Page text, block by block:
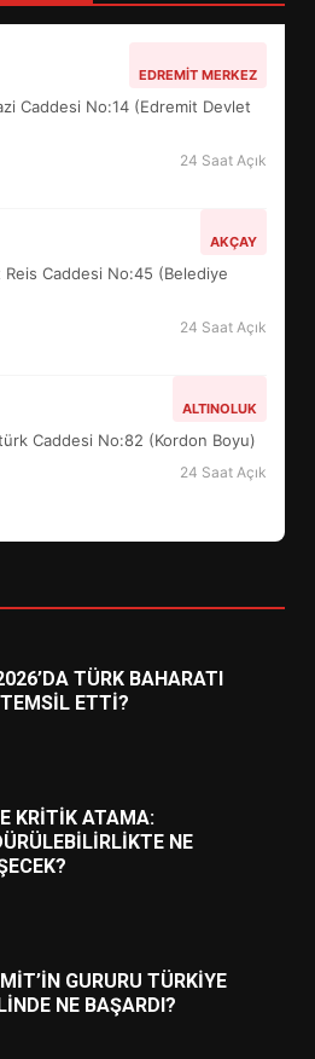
EDREMIT MERKEZ
Caddesi No:14 (Edremit Devlet
24 Saat Açık
AKÇAY
Caddesi No:45 (Belediye
24 Saat Açık
ALTINOLUK
Caddesi No:82 (Kordon Boyu)
24 Saat Açık
MÜZELERİNDE SÜRE
NE DEĞİŞTİ?
KAYITLARI NEYİ
NASIL
GEÇİYOR: GÖZLER
TÜRK BAHARATI
ETTİ?
KRİTİK ATAMA:
NE
GURURU TÜRKİYE
NE BAŞARDI?